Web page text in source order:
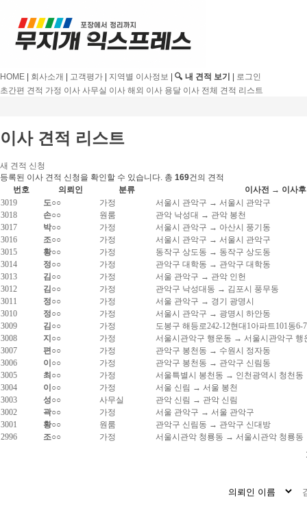
HOME 회사소개 고객평가 지역별 이사정보 🔍 내 견적 보기
로그인
초간편 견적 가정 이사 사무실 이사 해외 이사 용달 이사 전체 견적 리스트
이사 견적 리스트
새 견적 신청
등록된 이사 견적 신청을 확인할 수 있습니다. 총 169건의 견적
번호
의뢰인 분류
이사전 → 이사후
3019
도○○ 가정
서울시 관악구 → 서울시 관악구
3018
손○○ 원룸
관악 낙성대 → 관악 봉천
3017
박○○ 가정
서울시 관악구 → 아산시 풍기동
3016
조○○ 가정
서울시 관악구 → 서울시 관악구
3015
황○○ 가정
동작구 상도동 → 동작구 상도동
3014
정○○ 가정
관악구 대학동 → 관악구 대학동
3013
김○○ 가정
서울 관악구 → 관악 인헌
3012
김○○ 가정
관악구 낙성대동 → 김포시 풍무동
3011
정○○ 가정
서울 관악구 → 경기 광명시
3010
정○○ 가정
서울시 관악구 → 광명시 하안동
3009
김○○ 가정
도봉구 해등로242-12현대1아파트101동
3008
지○○ 가정
서울시관악구 행운동 → 서울시관악구 행
3007
편○○ 가정
관악구 봉천동 → 수원시 정자동
3006
이○○ 가정
관악구 봉천동 → 관악구 신림동
3005
최○○ 가정
서울특별시 봉천동 → 인천광역시 청천동
3004
이○○ 가정
서울 신림 → 서울 봉천
3003
성○○ 사무실
관악 신림 → 관악 신림
3002
곽○○ 가정
서울 관악구 → 서울 관악구
3001
황○○ 원룸
관악구 신림동 → 관악구 신대방
2996
조○○ 가정
서울시관악 청룡동 → 서울시관악 청룡동